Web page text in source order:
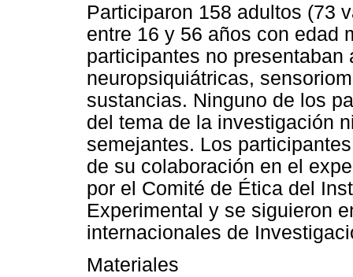
Participaron 158 adultos (73
entre 16 y 56 años con edad
participantes no
neuropsiquiátricas,
sustancias. Ninguno de los
del tema de la investigación
semejantes. Los
de su colaboración en el
por el Comité de Ética del
Experimental y se siguieron
internacionales de
Materiales